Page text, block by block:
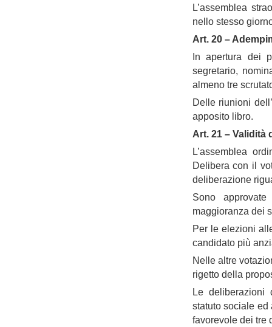
L’assemblea
nello stesso
Art. 20 –
In apertura dei
segretario,
almeno tre
Delle riunioni
apposito libro.
Art. 21 – Validità
L’assemblea
Delibera con il
deliberazione
Sono
maggioranza dei
Per le elezioni
candidato più
Nelle altre
rigetto della
Le deliberazioni
statuto sociale
favorevole dei tre